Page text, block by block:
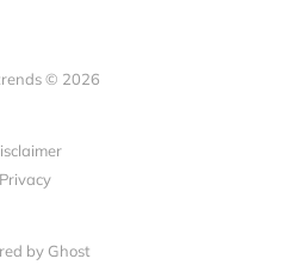
© 2026
Privacy
by Ghost